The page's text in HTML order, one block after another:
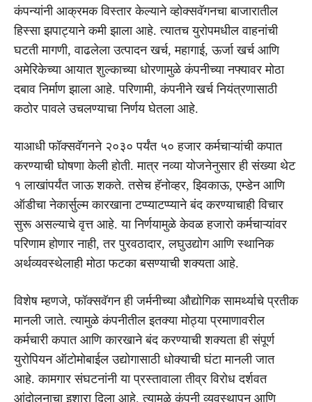
कंपन्यांनी आक्रमक विस्तार केल्याने व्होक्सवॅगनचा बाजारातील
हिस्सा झपाट्याने कमी झाला आहे. त्यातच युरोपमधील वाहनांची
घटती मागणी, वाढलेला उत्पादन खर्च, महागाई, ऊर्जा खर्च आणि
अमेरिकेच्या आयात शुल्काच्या धोरणामुळे कंपनीच्या नफ्यावर मोठा
दबाव निर्माण झाला आहे. परिणामी, कंपनीने खर्च नियंत्रणासाठी
कठोर पावले उचलण्याचा निर्णय घेतला आहे.
याआधी फॉक्सवॅगनने २०३० पर्यंत ५० हजार कर्मचाऱ्यांची कपात
करण्याची घोषणा केली होती. मात्र नव्या योजनेनुसार ही संख्या थेट
१ लाखांपर्यंत जाऊ शकते. तसेच हॅनोव्हर, झ्विकाऊ, एम्डेन आणि
ऑडीचा नेकार्सुल्म कारखाना टप्प्याटप्प्याने बंद करण्याचाही विचार
सुरू असल्याचे वृत्त आहे. या निर्णयामुळे केवळ हजारो कर्मचाऱ्यांवर
परिणाम होणार नाही, तर पुरवठादार, लघुउद्योग आणि स्थानिक
अर्थव्यवस्थेलाही मोठा फटका बसण्याची शक्यता आहे.
विशेष म्हणजे, फॉक्सवॅगन ही जर्मनीच्या औद्योगिक सामर्थ्याचे प्रतीक
मानली जाते. त्यामुळे कंपनीतील इतक्या मोठ्या प्रमाणावरील
कर्मचारी कपात आणि कारखाने बंद करण्याची शक्यता ही संपूर्ण
युरोपियन ऑटोमोबाईल उद्योगासाठी धोक्याची घंटा मानली जात
आहे. कामगार संघटनांनी या प्रस्तावाला तीव्र विरोध दर्शवत
आंदोलनाचा इशारा दिला आहे. त्यामुळे कंपनी व्यवस्थापन आणि